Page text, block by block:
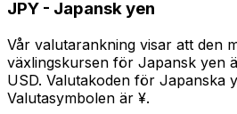
JPY - Japansk yen
Vår valutarankning visar att den
växlingskursen för Japansk yen
USD. Valutakoden för Japanska
Valutasymbolen är ¥.